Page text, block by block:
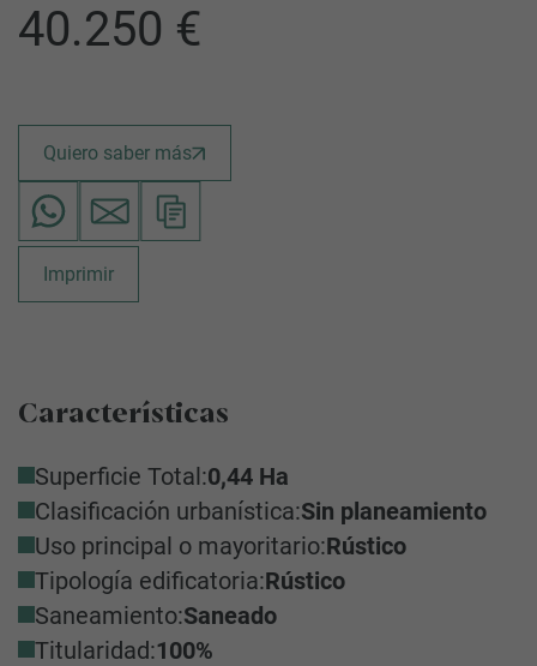
40.250 €
Quiero saber más
Imprimir
Características
Superficie Total:0,44 Ha
Clasificación urbanística:Sin planeamiento
Uso principal o mayoritario:Rústico
Tipología edificatoria:Rústico
Saneamiento:Saneado
Titularidad:100%